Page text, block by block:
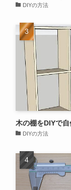
DIYの方法
木の棚をDIYで自
DIYの方法